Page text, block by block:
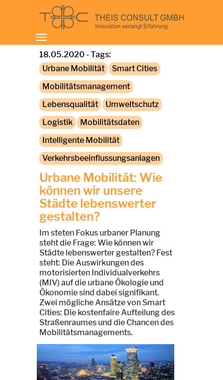
Toggle
navigation
18.05.2020 - Tags:
Urbane Mobilität
Smart Cities
Mobilitätsmanagement
Lebensqualität
Umweltschutz
Logistik
Mobilitätsdaten
Intelligente Mobilität
Verkehrsbeeinflussungsanlagen
Urbane Mobilität: Wie
können wir unsere
Städte lebenswerter
gestalten?
Im steten Fokus urbaner Planung
steht die Frage: Wie können wir
Städte lebenswerter gestalten? Fest
steht: Die Auswirkungen des
motorisierten Individualverkehrs
(MIV) auf die urbane Ökologie und
Ökonomie sind dabei signifikant.
Zwei mögliche Ansätze von Smart
Cities: Die kostenfaire Aufteilung des
Straßenraumes und die Chancen des
Mobilitätsmanagements.